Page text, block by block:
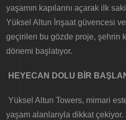
yaşamın kapılarını açarak ilk
Yüksel Altun İnşaat güvencesi
geçirilen bu gözde proje, şehrin
dönemi başlatıyor.
HEYECAN DOLU BİR
Yüksel Altun Towers, mimari
yaşam alanlarıyla dikkat